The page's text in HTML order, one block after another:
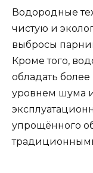
Водородные
чистую и
выбросы
Кроме того,
обладать
уровнем шума
упрощённого